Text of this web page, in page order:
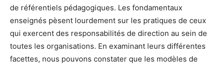
de référentiels pédagogiques. Les fondamentaux
enseignés pèsent lourdement sur les pratiques de ceux
qui exercent des responsabilités de direction au sein de
toutes les organisations. En examinant leurs différentes
facettes, nous pouvons constater que les modèles de